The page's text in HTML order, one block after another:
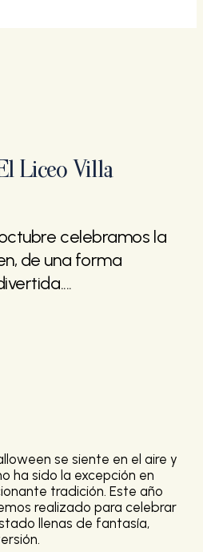
Liceo Villa
celebramos la
de una forma
se siente en el aire y
ha sido la excepción en
tradición. Este año
realizado para celebrar
llenas de fantasía,